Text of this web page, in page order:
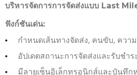
บริหารจัดการการจัดส่งแบบ Last
ฟังก์ชันเด่น:
กำหนดเส้นทางจัดส่ง, คนขับ, คว
อัปเดตสถานะการจัดส่งและรับชำร
มีลายเซ็นอิเล็กทรอนิกส์และบันทึก